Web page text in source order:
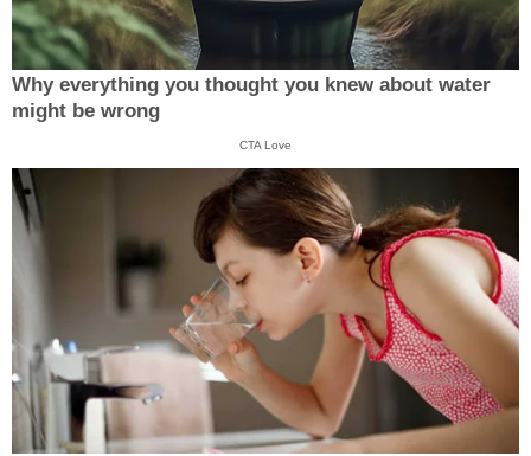
Why everything you thought you knew about water
might be wrong
CTA Love